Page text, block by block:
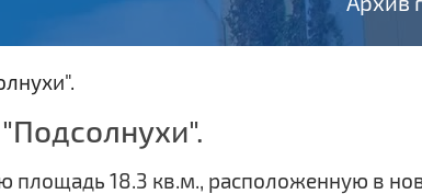
площадь 18.3 кв.м., расположенную в